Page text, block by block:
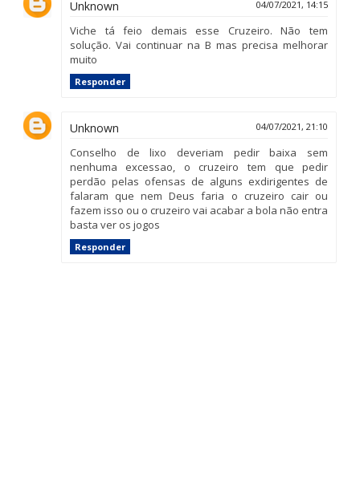
Unknown 04/07/2021, 14:15
Viche tá feio demais esse Cruzeiro. Não tem
solução. Vai continuar na B mas precisa melhorar
muito
Responder
Unknown 04/07/2021, 21:10
Conselho de lixo deveriam pedir baixa sem
nenhuma excessao, o cruzeiro tem que pedir
perdão pelas ofensas de alguns exdirigentes de
falaram que nem Deus faria o cruzeiro cair ou
fazem isso ou o cruzeiro vai acabar a bola não entra
basta ver os jogos
Responder